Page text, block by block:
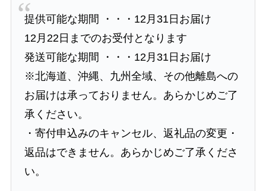
提供可能な期間 ・・・12月31日お届け
12月22日までのお受付となります
発送可能な期間 ・・・12月31日お届け
※北海道、沖縄、九州全域、その他離島への
お届けは承っておりません。あらかじめご了
承ください。
・寄付申込みのキャンセル、返礼品の変更・
返品はできません。あらかじめご了承くださ
い。